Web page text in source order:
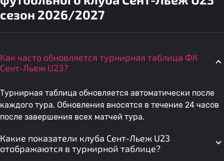
сезон 2026/2027
Как часто обновляется турнирная таблица ФК
Сент-Льеж U23?
Турнирная таблица обновляется автоматически после
каждого тура. Обновления вносятся в течение 24 часов
после завершения всех матчей тура.
Какие показатели клуба Сент-Льеж U23
отображаются в турнирной таблице?